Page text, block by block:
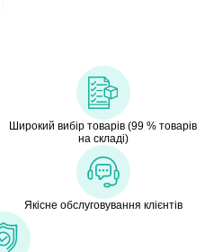
Широкий вибір товарів (99 % товарів
на складі)
Якісне обслуговування клієнтів